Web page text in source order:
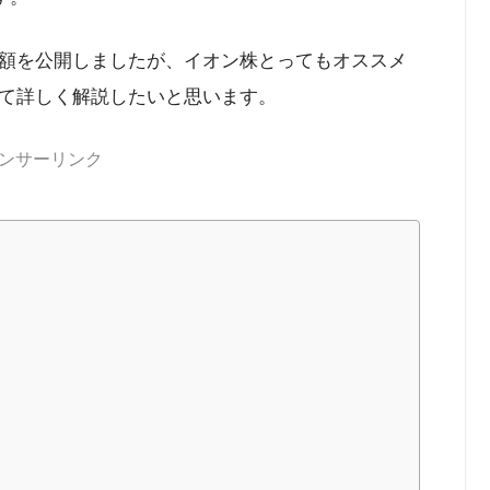
を公開しましたが、イオン株とってもオススメ
詳しく解説したいと思います。
サーリンク